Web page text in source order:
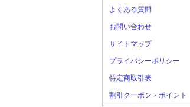
よくある質問
お問い合わせ
サイトマップ
プライバシーポリシー
特定商取引表
割引クーポン・ポイント